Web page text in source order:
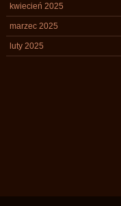
kwiecień 2025
marzec 2025
luty 2025